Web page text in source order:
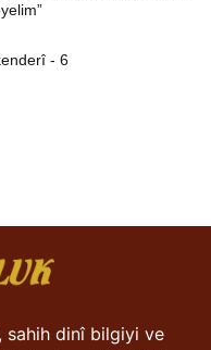
- 6
sahih dinî bilgiyi ve